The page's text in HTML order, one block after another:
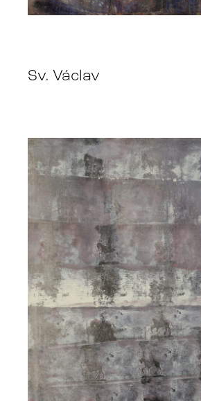
Sv. Václav